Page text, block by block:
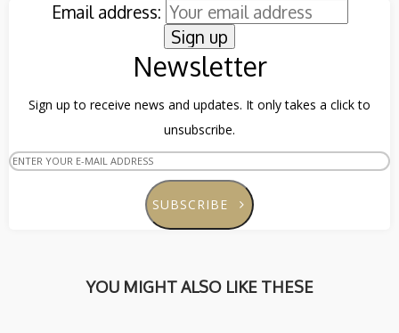
PAŹDZIERNIK
PARASOLE
LEONARDO BRACCIO
23
SIERPIEŃ
PARASOLE PALLADIO
STANDARD
Email address:
Newsletter
Sign up to receive news and updates. It only takes a click to
unsubscribe.
SUBSCRIBE
YOU MIGHT ALSO LIKE THESE